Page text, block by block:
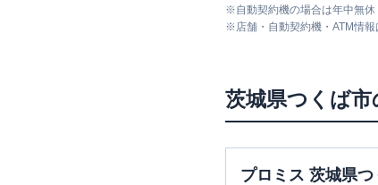
※自動契約機の場合は年中無休
※店舗・自動契約機・ATM情
茨城県つくば市
プロミス 茨城県